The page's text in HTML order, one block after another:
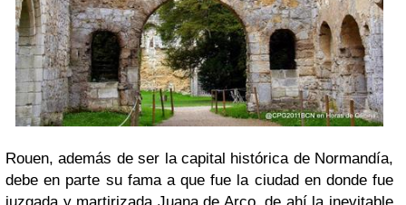
Rouen, además de ser la capital histórica de Normandía,
debe en parte su fama a que fue la ciudad en donde fue